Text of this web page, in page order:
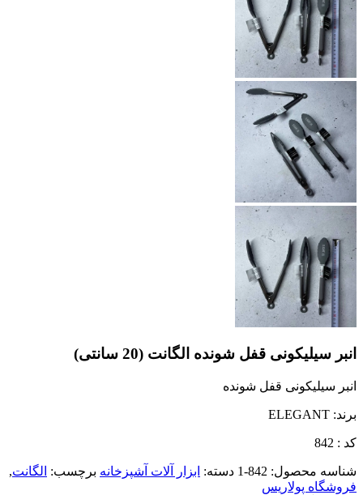
انبر سیلیکونی قفل شونده الگانت (20 سانتی)
انبر سیلیکونی قفل شونده
برند: ELEGANT
کد : 842
شناسه محصول: 842-1 دسته: ابزار آلات آشپزخانه برچسب: الگانت,
فروشگاه پولاریس